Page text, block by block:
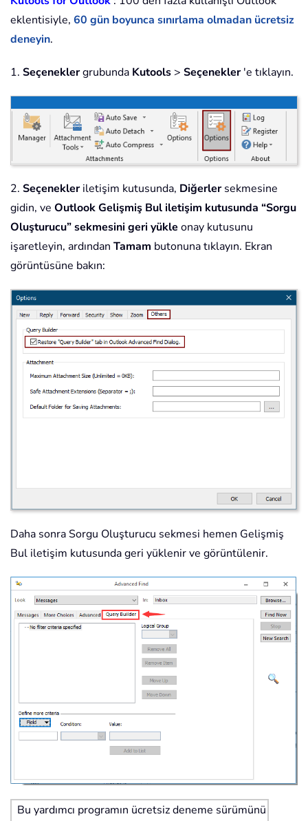
eklentisiyle, 60 gün boyunca sınırlama olmadan ücretsiz
deneyin.
1. Seçeneklergrubunda Kutools > Seçenekler'e tıklayın.
2. Seçenekleriletişim kutusunda, Diğerlersekmesine
gidin, ve Outlook Gelişmiş Bul iletişim kutusunda “Sorgu
Oluşturucu” sekmesini geri yükle onay kutusunu
işaretleyin, ardından Tamam butonuna tıklayın. Ekran
görüntüsüne bakın:
Daha sonra Sorgu Oluşturucu sekmesi hemen Gelişmiş
Bul iletişim kutusunda geri yüklenir ve görüntülenir.
Bu yardımcı programın ücretsiz deneme sürümünü